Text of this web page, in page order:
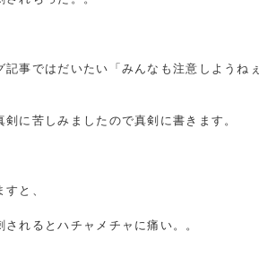
記事ではだいたい「みんなも注意しようね
剣に苦しみましたので真剣に書きます。
と、
されるとハチャメチャに痛い。。